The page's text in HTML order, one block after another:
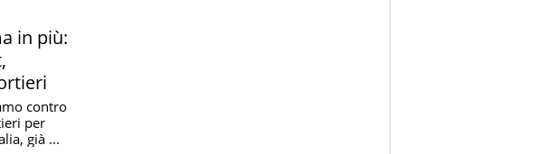
in più:
contro
per
già ...